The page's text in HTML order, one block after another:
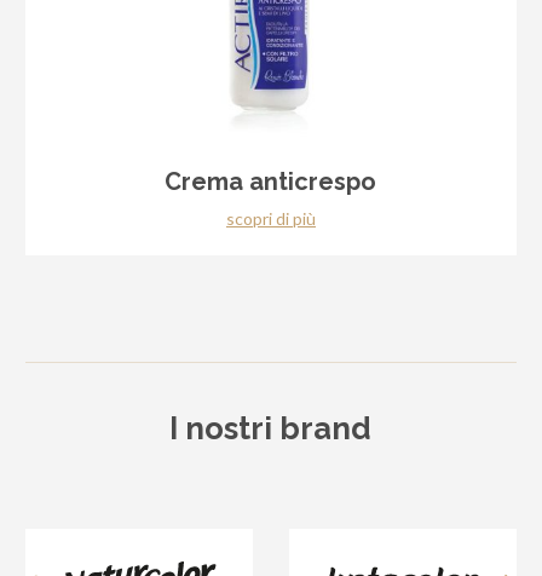
Crema anticrespo
scopri di più
I nostri brand